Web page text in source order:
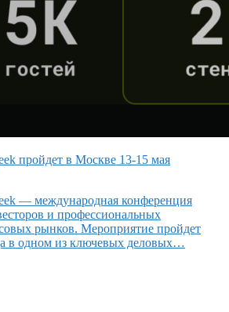
пройдет в Москве 13-15 мая
— международная конференция
и профессиональных
рынков. Мероприятие пройдет
в одном из ключевых деловых…